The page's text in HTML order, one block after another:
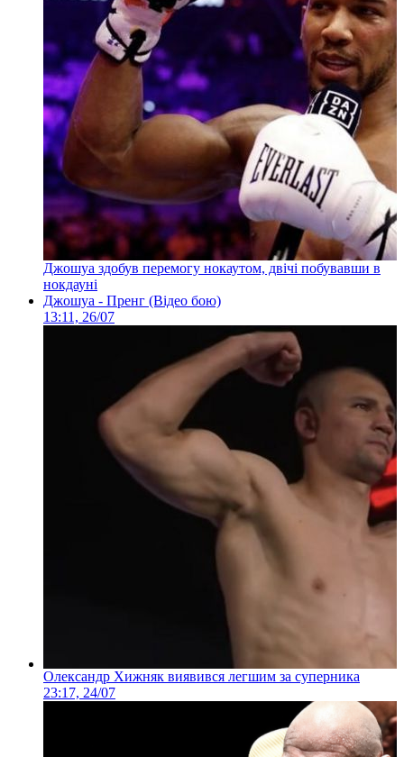
Джошуа здобув перемогу нокаутом, двічі побувавши в
нокдауні
Джошуа - Пренг (Відео бою)
13:11, 26/07
Олександр Хижняк виявився легшим за суперника
23:17, 24/07